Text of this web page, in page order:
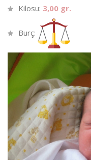
Kilosu: 3,00 gr.
Burç: